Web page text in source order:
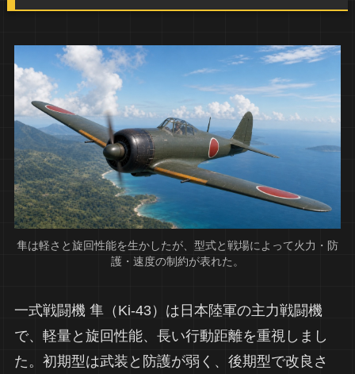
隼は軽さと旋回性能を生かしたが、型式と戦場によって火力・防
護・速度の制約が表れた。
一式戦闘機 隼（Ki-43）は日本陸軍の主力戦闘機
で、軽量と旋回性能、長い行動距離を重視しまし
た。初期型は武装と防護が弱く、後期型で改良さ